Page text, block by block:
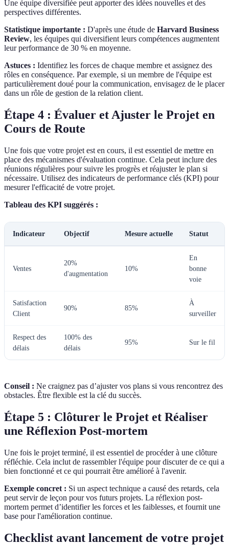
Une équipe diversifiée peut apporter des idées nouvelles et des
perspectives différentes.
Statistique importante : D'après une étude de Harvard Business
Review, les équipes qui diversifient leurs compétences augmentent
leur performance de 30 % en moyenne.
Astuces : Identifiez les forces de chaque membre et assignez des
rôles en conséquence. Par exemple, si un membre de l'équipe est
particulièrement doué pour la communication, envisagez de le placer
dans un rôle de gestion de la relation client.
Étape 4 : Évaluer et Ajuster le Projet en
Cours de Route
Une fois que votre projet est en cours, il est essentiel de mettre en
place des mécanismes d'évaluation continue. Cela peut inclure des
réunions régulières pour suivre les progrès et réajuster le plan si
nécessaire. Utilisez des indicateurs de performance clés (KPI) pour
mesurer l'efficacité de votre projet.
Tableau des KPI suggérés :
Indicateur Objectif Mesure actuelle Statut
Ventes
20%
d'augmentation
10%
En
bonne
voie
Satisfaction
Client
90% 85%
À
surveiller
Respect des
délais
100% des
délais
95% Sur le fil
Conseil : Ne craignez pas d’ajuster vos plans si vous rencontrez des
obstacles. Être flexible est la clé du succès.
Étape 5 : Clôturer le Projet et Réaliser
une Réflexion Post-mortem
Une fois le projet terminé, il est essentiel de procéder à une clôture
réfléchie. Cela inclut de rassembler l'équipe pour discuter de ce qui a
bien fonctionné et ce qui pourrait être amélioré à l'avenir.
Exemple concret : Si un aspect technique a causé des retards, cela
peut servir de leçon pour vos futurs projets. La réflexion post-
mortem permet d’identifier les forces et les faiblesses, et fournit une
base pour l'amélioration continue.
Checklist avant lancement de votre projet